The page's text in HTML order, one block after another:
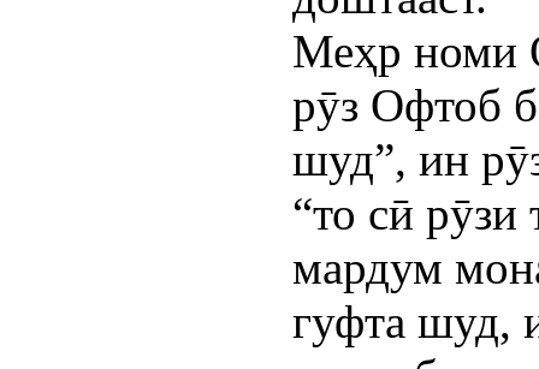
Меҳр номи
рӯз Офтоб
шуд”, ин
“то сӣ рӯзи
мардум
гуфта шуд,